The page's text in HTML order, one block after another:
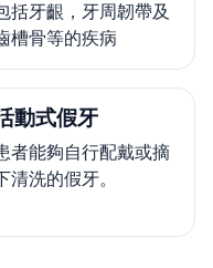
括牙齦，牙周韌帶及
槽骨等的疾病
動式假牙
者能夠自行配戴或摘
清洗的假牙。